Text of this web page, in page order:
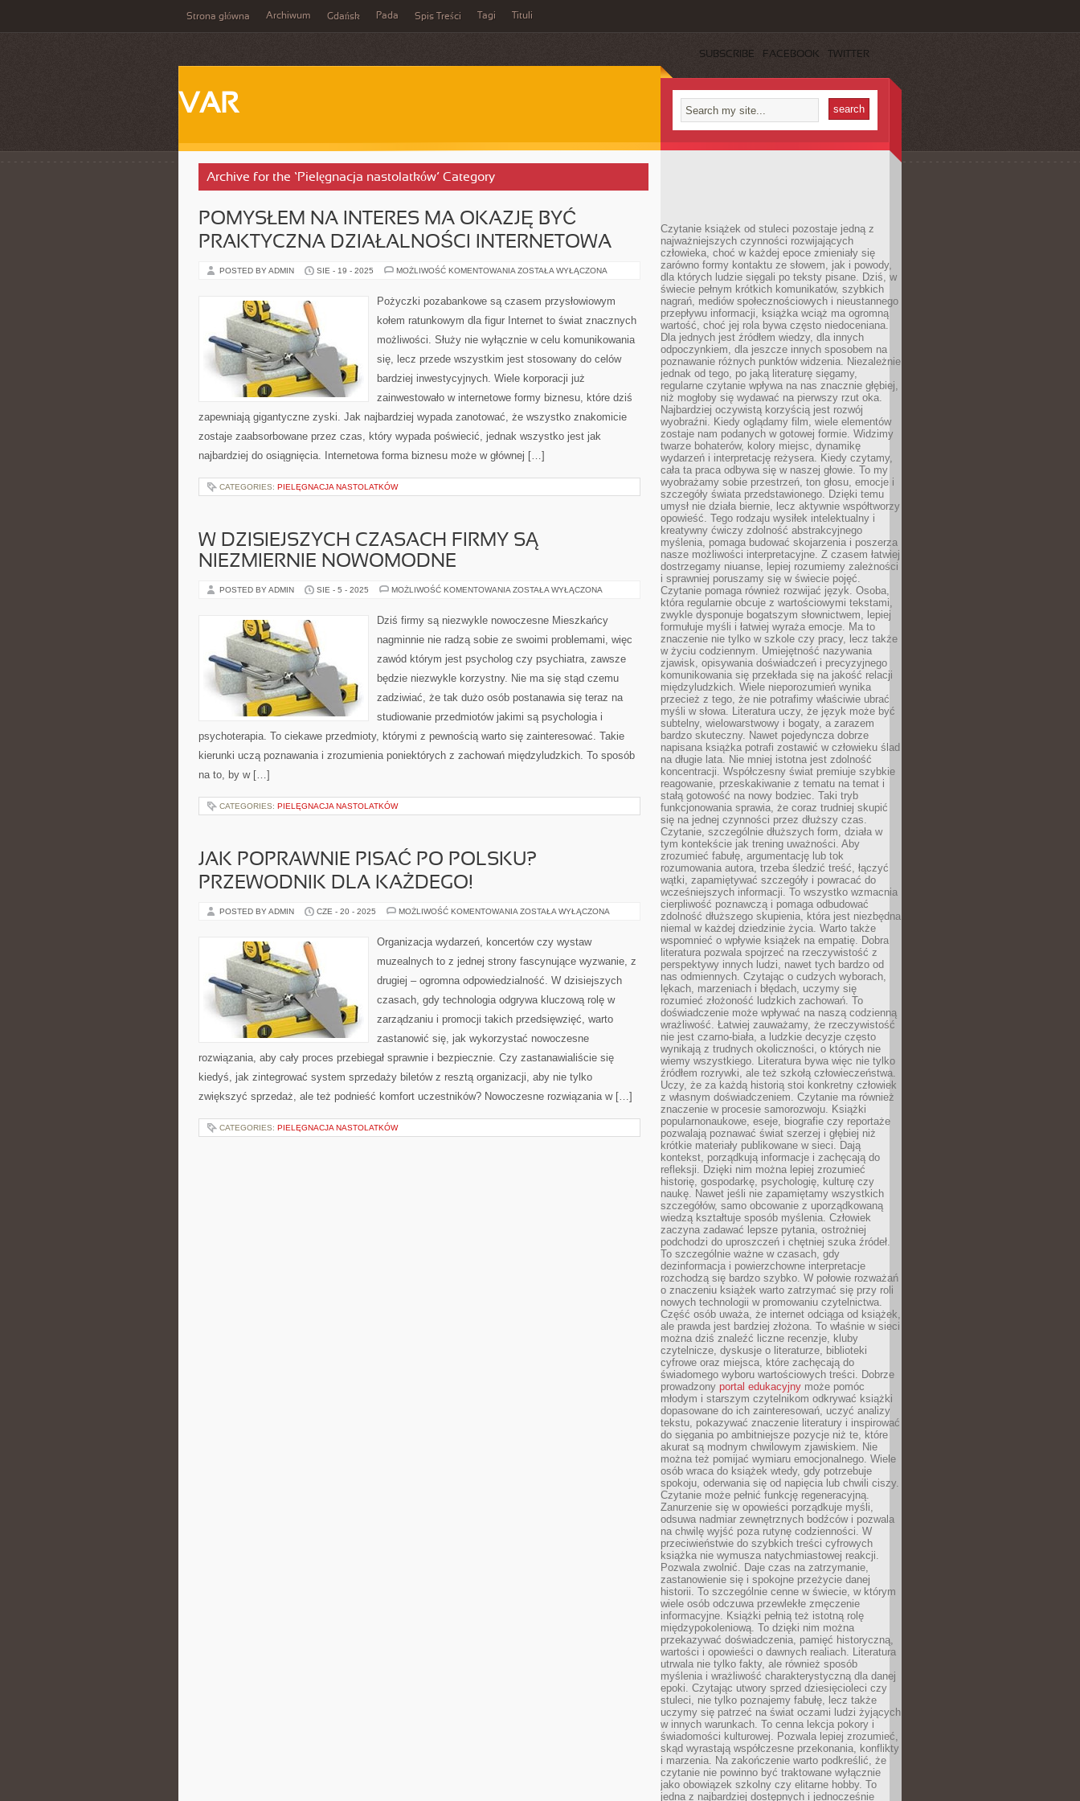
Strona główna Archiwum Gdańsk Pada Spis Treści Tagi Tituli
SUBSCRIBE FACEBOOK TWITTER
VAR
Archive for the ‘Pielęgnacja nastolatków’ Category
POMYSŁEM NA INTERES MA OKAZJĘ BYĆ
PRAKTYCZNA DZIAŁALNOŚCI INTERNETOWA
POSTED BY ADMIN SIE - 19 - 2025 MOŻLIWOŚĆ KOMENTOWANIA POMYSŁEM
OKAZJĘ
PRAKTYCZNA
INTERNETOWA
ZOSTAŁA WYŁĄCZONA
Pożyczki pozabankowe są czasem przysłowiowym
kołem ratunkowym dla figur Internet to świat znacznych
możliwości. Służy nie wyłącznie w celu komunikowania
się, lecz przede wszystkim jest stosowany do celów
bardziej inwestycyjnych. Wiele korporacji już
zainwestowało w internetowe formy biznesu, które dziś
zapewniają gigantyczne zyski. Jak najbardziej wypada zanotować, że wszystko znakomicie
zostaje zaabsorbowane przez czas, który wypada poświecić, jednak wszystko jest jak
najbardziej do osiągnięcia. Internetowa forma biznesu może w głównej […]
CATEGORIES: PIELĘGNACJA NASTOLATKÓW
W DZISIEJSZYCH CZASACH FIRMY SĄ
NIEZMIERNIE NOWOMODNE
POSTED BY ADMIN SIE - 5 - 2025 MOŻLIWOŚĆ KOMENTOWANIA W
SĄ
NOWOMODNE
ZOSTAŁA WYŁĄCZONA
Dziś firmy są niezwykle nowoczesne Mieszkańcy
nagminnie nie radzą sobie ze swoimi problemami, więc
zawód którym jest psycholog czy psychiatra, zawsze
będzie niezwykle korzystny. Nie ma się stąd czemu
zadziwiać, że tak dużo osób postanawia się teraz na
studiowanie przedmiotów jakimi są psychologia i
psychoterapia. To ciekawe przedmioty, którymi z pewnością warto się zainteresować. Takie
kierunki uczą poznawania i zrozumienia poniektórych z zachowań międzyludzkich. To sposób
na to, by w […]
CATEGORIES: PIELĘGNACJA NASTOLATKÓW
JAK POPRAWNIE PISAĆ PO POLSKU?
PRZEWODNIK DLA KAŻDEGO!
POSTED BY ADMIN CZE - 20 - 2025 MOŻLIWOŚĆ KOMENTOWANIA JAK
PO
POLSKU?
DLA
ZOSTAŁA WYŁĄCZONA
Organizacja wydarzeń, koncertów czy wystaw
muzealnych to z jednej strony fascynujące wyzwanie, z
drugiej – ogromna odpowiedzialność. W dzisiejszych
czasach, gdy technologia odgrywa kluczową rolę w
zarządzaniu i promocji takich przedsięwzięć, warto
zastanowić się, jak wykorzystać nowoczesne
rozwiązania, aby cały proces przebiegał sprawnie i bezpiecznie. Czy zastanawialiście się
kiedyś, jak zintegrować system sprzedaży biletów z resztą organizacji, aby nie tylko
zwiększyć sprzedaż, ale też podnieść komfort uczestników? Nowoczesne rozwiązania w […]
CATEGORIES: PIELĘGNACJA NASTOLATKÓW
Czytanie książek od stuleci pozostaje jedną z
najważniejszych czynności rozwijających
człowieka, choć w każdej epoce zmieniały się
zarówno formy kontaktu ze słowem, jak i powody,
dla których ludzie sięgali po teksty pisane. Dziś, w
świecie pełnym krótkich komunikatów, szybkich
nagrań, mediów społecznościowych i nieustannego
przepływu informacji, książka wciąż ma ogromną
wartość, choć jej rola bywa często niedoceniana.
Dla jednych jest źródłem wiedzy, dla innych
odpoczynkiem, dla jeszcze innych sposobem na
poznawanie różnych punktów widzenia. Niezależnie
jednak od tego, po jaką literaturę sięgamy,
regularne czytanie wpływa na nas znacznie głębiej,
niż mogłoby się wydawać na pierwszy rzut oka.
Najbardziej oczywistą korzyścią jest rozwój
wyobraźni. Kiedy oglądamy film, wiele elementów
zostaje nam podanych w gotowej formie. Widzimy
twarze bohaterów, kolory miejsc, dynamikę
wydarzeń i interpretację reżysera. Kiedy czytamy,
cała ta praca odbywa się w naszej głowie. To my
wyobrażamy sobie przestrzeń, ton głosu, emocje i
szczegóły świata przedstawionego. Dzięki temu
umysł nie działa biernie, lecz aktywnie współtworzy
opowieść. Tego rodzaju wysiłek intelektualny i
kreatywny ćwiczy zdolność abstrakcyjnego
myślenia, pomaga budować skojarzenia i poszerza
nasze możliwości interpretacyjne. Z czasem łatwiej
dostrzegamy niuanse, lepiej rozumiemy zależności
i sprawniej poruszamy się w świecie pojęć.
Czytanie pomaga również rozwijać język. Osoba,
która regularnie obcuje z wartościowymi tekstami,
zwykle dysponuje bogatszym słownictwem, lepiej
formułuje myśli i łatwiej wyraża emocje. Ma to
znaczenie nie tylko w szkole czy pracy, lecz także
w życiu codziennym. Umiejętność nazywania
zjawisk, opisywania doświadczeń i precyzyjnego
komunikowania się przekłada się na jakość relacji
międzyludzkich. Wiele nieporozumień wynika
przecież z tego, że nie potrafimy właściwie ubrać
myśli w słowa. Literatura uczy, że język może być
subtelny, wielowarstwowy i bogaty, a zarazem
bardzo skuteczny. Nawet pojedyncza dobrze
napisana książka potrafi zostawić w człowieku ślad
na długie lata. Nie mniej istotna jest zdolność
koncentracji. Współczesny świat premiuje szybkie
reagowanie, przeskakiwanie z tematu na temat i
stałą gotowość na nowy bodziec. Taki tryb
funkcjonowania sprawia, że coraz trudniej skupić
się na jednej czynności przez dłuższy czas.
Czytanie, szczególnie dłuższych form, działa w
tym kontekście jak trening uważności. Aby
zrozumieć fabułę, argumentację lub tok
rozumowania autora, trzeba śledzić treść, łączyć
wątki, zapamiętywać szczegóły i powracać do
wcześniejszych informacji. To wszystko wzmacnia
cierpliwość poznawczą i pomaga odbudować
zdolność dłuższego skupienia, która jest niezbędna
niemal w każdej dziedzinie życia. Warto także
wspomnieć o wpływie książek na empatię. Dobra
literatura pozwala spojrzeć na rzeczywistość z
perspektywy innych ludzi, nawet tych bardzo od
nas odmiennych. Czytając o cudzych wyborach,
lękach, marzeniach i błędach, uczymy się
rozumieć złożoność ludzkich zachowań. To
doświadczenie może wpływać na naszą codzienną
wrażliwość. Łatwiej zauważamy, że rzeczywistość
nie jest czarno-biała, a ludzkie decyzje często
wynikają z trudnych okoliczności, o których nie
wiemy wszystkiego. Literatura bywa więc nie tylko
źródłem rozrywki, ale też szkołą człowieczeństwa.
Uczy, że za każdą historią stoi konkretny człowiek
z własnym doświadczeniem. Czytanie ma również
znaczenie w procesie samorozwoju. Książki
popularnonaukowe, eseje, biografie czy reportaże
pozwalają poznawać świat szerzej i głębiej niż
krótkie materiały publikowane w sieci. Dają
kontekst, porządkują informacje i zachęcają do
refleksji. Dzięki nim można lepiej zrozumieć
historię, gospodarkę, psychologię, kulturę czy
naukę. Nawet jeśli nie zapamiętamy wszystkich
szczegółów, samo obcowanie z uporządkowaną
wiedzą kształtuje sposób myślenia. Człowiek
zaczyna zadawać lepsze pytania, ostrożniej
podchodzi do uproszczeń i chętniej szuka źródeł.
To szczególnie ważne w czasach, gdy
dezinformacja i powierzchowne interpretacje
rozchodzą się bardzo szybko. W połowie rozważań
o znaczeniu książek warto zatrzymać się przy roli
nowych technologii w promowaniu czytelnictwa.
Część osób uważa, że internet odciąga od książek,
ale prawda jest bardziej złożona. To właśnie w sieci
można dziś znaleźć liczne recenzje, kluby
czytelnicze, dyskusje o literaturze, biblioteki
cyfrowe oraz miejsca, które zachęcają do
świadomego wyboru wartościowych treści. Dobrze
prowadzony portal edukacyjny może pomóc
młodym i starszym czytelnikom odkrywać książki
dopasowane do ich zainteresowań, uczyć analizy
tekstu, pokazywać znaczenie literatury i inspirować
do sięgania po ambitniejsze pozycje niż te, które
akurat są modnym chwilowym zjawiskiem. Nie
można też pomijać wymiaru emocjonalnego. Wiele
osób wraca do książek wtedy, gdy potrzebuje
spokoju, oderwania się od napięcia lub chwili ciszy.
Czytanie może pełnić funkcję regeneracyjną.
Zanurzenie się w opowieści porządkuje myśli,
odsuwa nadmiar zewnętrznych bodźców i pozwala
na chwilę wyjść poza rutynę codzienności. W
przeciwieństwie do szybkich treści cyfrowych
książka nie wymusza natychmiastowej reakcji.
Pozwala zwolnić. Daje czas na zatrzymanie,
zastanowienie się i spokojne przeżycie danej
historii. To szczególnie cenne w świecie, w którym
wiele osób odczuwa przewlekłe zmęczenie
informacyjne. Książki pełnią też istotną rolę
międzypokoleniową. To dzięki nim można
przekazywać doświadczenia, pamięć historyczną,
wartości i opowieści o dawnych realiach. Literatura
utrwala nie tylko fakty, ale również sposób
myślenia i wrażliwość charakterystyczną dla danej
epoki. Czytając utwory sprzed dziesięcioleci czy
stuleci, nie tylko poznajemy fabułę, lecz także
uczymy się patrzeć na świat oczami ludzi żyjących
w innych warunkach. To cenna lekcja pokory i
świadomości kulturowej. Pozwala lepiej zrozumieć,
skąd wyrastają współczesne przekonania, konflikty
i marzenia. Na zakończenie warto podkreślić, że
czytanie nie powinno być traktowane wyłącznie
jako obowiązek szkolny czy elitarne hobby. To
jedna z najbardziej dostępnych i jednocześnie